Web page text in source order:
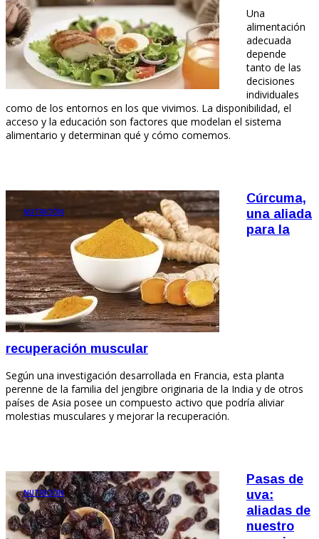
Una
alimentación
adecuada
depende
tanto de las
decisiones
individuales
como de los entornos en los que vivimos. La disponibilidad, el
acceso y la educación son factores que modelan el sistema
alimentario y determinan qué y cómo comemos.
NUTRICIÓN
Cúrcuma,
una aliada
para la
recuperación muscular
Según una investigación desarrollada en Francia, esta planta
perenne de la familia del jengibre originaria de la India y de otros
países de Asia posee un compuesto activo que podría aliviar
molestias musculares y mejorar la recuperación.
NUTRICIÓN
Pasas de
uva:
aliadas de
nuestro